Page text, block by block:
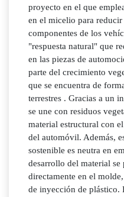
proyecto en el que
en el micelio para
componentes de los
"respuesta natural" que
en las piezas de
parte del crecimiento
que se encuentra de
terrestres . Gracias a un
se une con residuos
material estructural con
del automóvil. Además,
sostenible es neutra en
desarrollo del material
directamente en el
de inyección de plástico.